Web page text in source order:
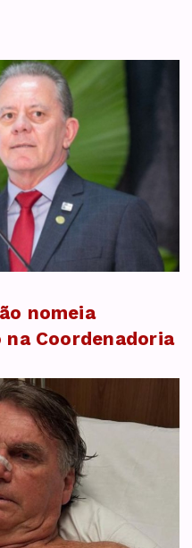
nomeia
Coordenadoria